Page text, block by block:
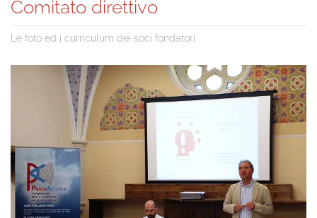
Comitato direttivo
Le foto ed i curriculum dei soci fondatori